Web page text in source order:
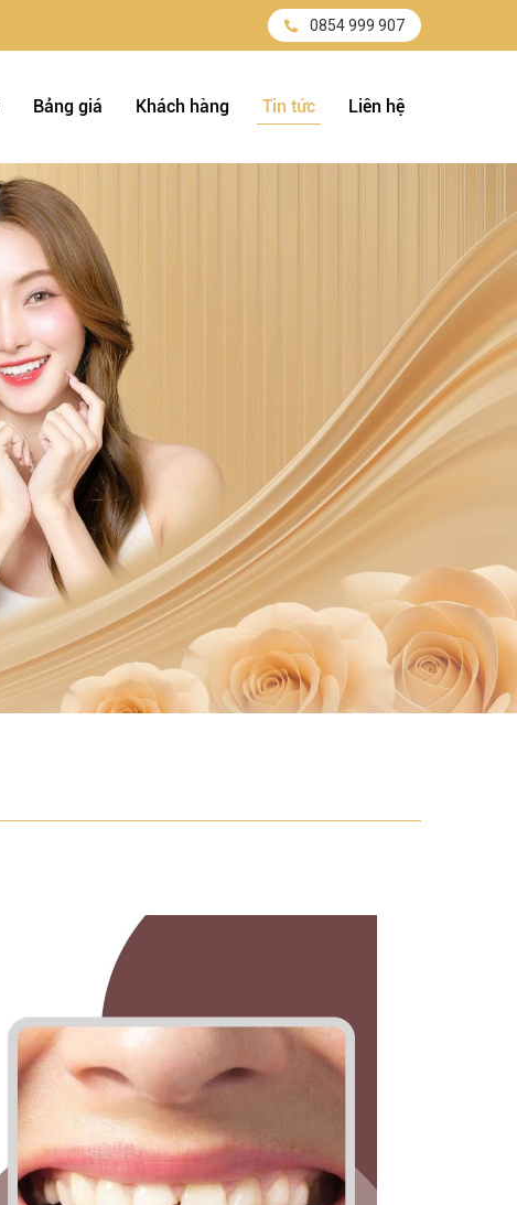
0854 999 907
Bảng giá Khách hàng Tin tức Liên hệ